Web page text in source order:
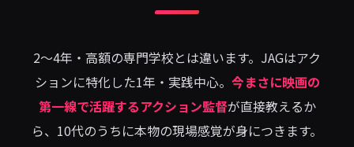
2〜4年・高額の専門学校とは違います。JAGはアク
ションに特化した1年・実践中心。 今まさに映画の
第一線で活躍するアクション監督が直接教えるか
ら、10代のうちに本物の現場感覚が身につきます。